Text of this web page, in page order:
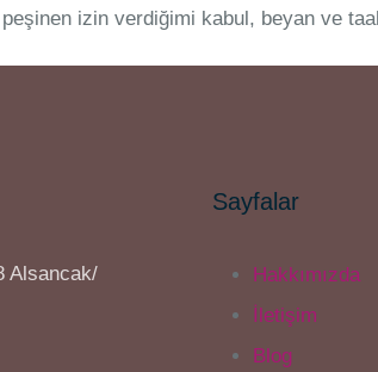
izin verdiğimi kabul, beyan ve
Alsancak/
Sayfalar
Hakkımızda
İletişim
Blog